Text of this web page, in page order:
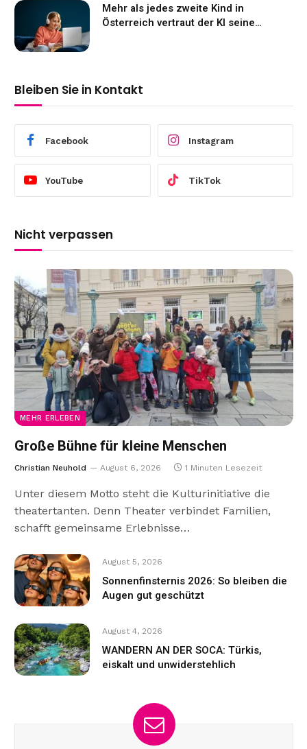
Mehr als jedes zweite Kind in
Österreich vertraut der KI seine
Bleiben Sie in Kontakt
Facebook Instagram
YouTube TikTok
Nicht verpassen
MEHR ERLEBEN
Große Bühne für kleine Menschen
Christian Neuhold August 6, 2026 1 Minuten Lesezeit
Unter diesem Motto steht die Kulturinitiative die
theatertanten. Denn Theater verbindet Familien,
schafft gemeinsame Erlebnisse…
August 5, 2026
Sonnenfinsternis 2026: So bleiben die
Augen gut geschützt
August 4, 2026
WANDERN AN DER SOCA: Türkis,
eiskalt und unwiderstehlich